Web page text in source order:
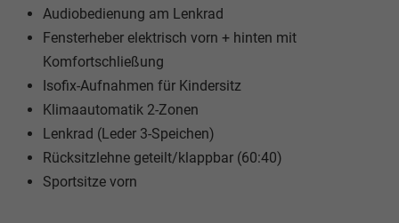
Audiobedienung am Lenkrad
Fensterheber elektrisch vorn + hinten mit
Komfortschließung
Isofix-Aufnahmen für Kindersitz
Klimaautomatik 2-Zonen
Lenkrad (Leder 3-Speichen)
Rücksitzlehne geteilt/klappbar (60:40)
Sportsitze vorn